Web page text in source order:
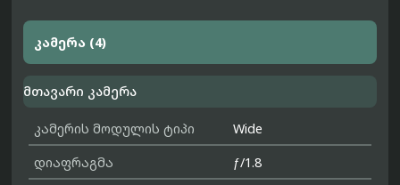
კამერა (4)
მთავარი კამერა
კამერის მოდულის ტიპი
Wide
დიაფრაგმა
ƒ/1.8